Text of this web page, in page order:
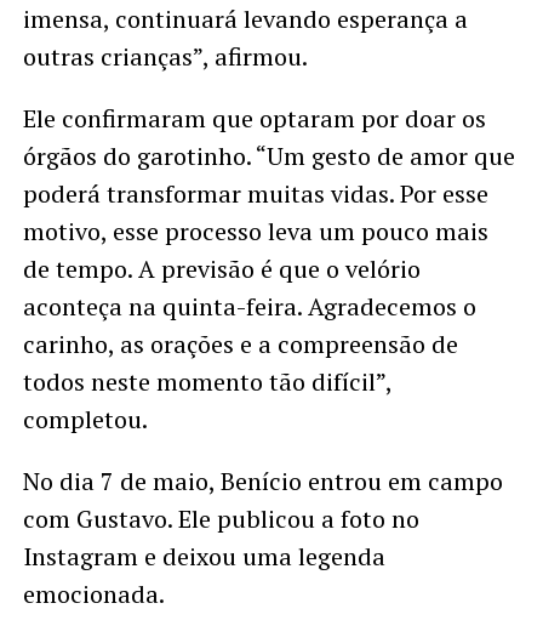
imensa, continuará levando esperança a
outras crianças”, afirmou.
Ele confirmaram que optaram por doar os
órgãos do garotinho. “Um gesto de amor que
poderá transformar muitas vidas. Por esse
motivo, esse processo leva um pouco mais
de tempo. A previsão é que o velório
aconteça na quinta-feira. Agradecemos o
carinho, as orações e a compreensão de
todos neste momento tão difícil”,
completou.
No dia 7 de maio, Benício entrou em campo
com Gustavo. Ele publicou a foto no
Instagram e deixou uma legenda
emocionada.